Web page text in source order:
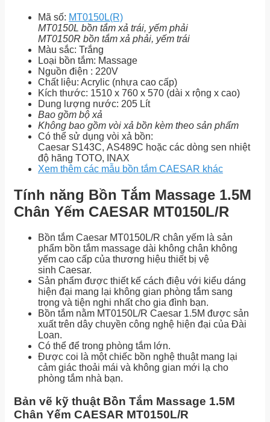
Mã số: MT0150L(R)
MT0150L bồn tắm xả trái, yếm phải
MT0150R bồn tắm xả phải, yếm trái
Màu sắc: Trắng
Loại bồn tắm: Massage
Nguồn điện : 220V
Chất liệu: Acrylic (nhựa cao cấp)
Kích thước: 1510 x 760 x 570 (dài x rộng x cao)
Dung lượng nước: 205 Lít
Bao gồm bộ xả
Không bao gồm vòi xả bồn kèm theo sản phẩm
Có thể sử dụng vòi xả bồn:
Caesar S143C, AS489C hoặc các dòng sen nhiệt
độ hãng TOTO, INAX
Xem thêm các mẫu bồn tắm CAESAR khác
Tính năng Bồn Tắm Massage 1.5M
Chân Yếm CAESAR MT0150L/R
Bồn tắm Caesar MT0150L/R chân yếm là sản
phẩm bồn tắm massage dài không chân không
yếm cao cấp của thương hiệu thiết bị vệ
sinh Caesar.
Sản phẩm được thiết kế cách điệu với kiểu dáng
hiện đại mang lại không gian phòng tắm sang
trọng và tiện nghi nhất cho gia đình bạn.
Bồn tắm nằm MT0150L/R Caesar 1.5M được sản
xuất trên dây chuyền công nghệ hiện đại của Đài
Loan.
Có thể để trong phòng tắm lớn.
Được coi là một chiếc bồn nghệ thuật mang lại
cảm giác thoải mái và không gian mới lạ cho
phòng tắm nhà bạn.
Bản vẽ kỹ thuật Bồn Tắm Massage 1.5M
Chân Yếm CAESAR MT0150L/R